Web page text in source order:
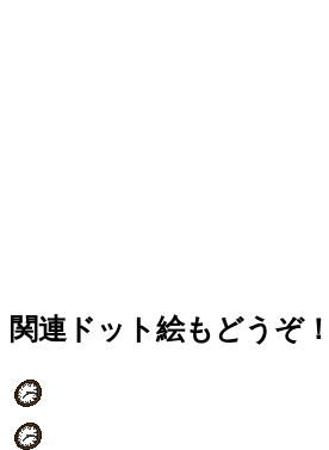
関連ドット絵もどうぞ！